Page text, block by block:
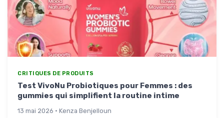
CRITIQUES DE PRODUITS
Test VivoNu Probiotiques pour Femmes : des
gummies qui simplifient la routine intime
13 mai 2026 · Kenza Benjelloun